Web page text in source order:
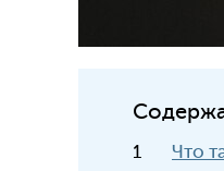
Что